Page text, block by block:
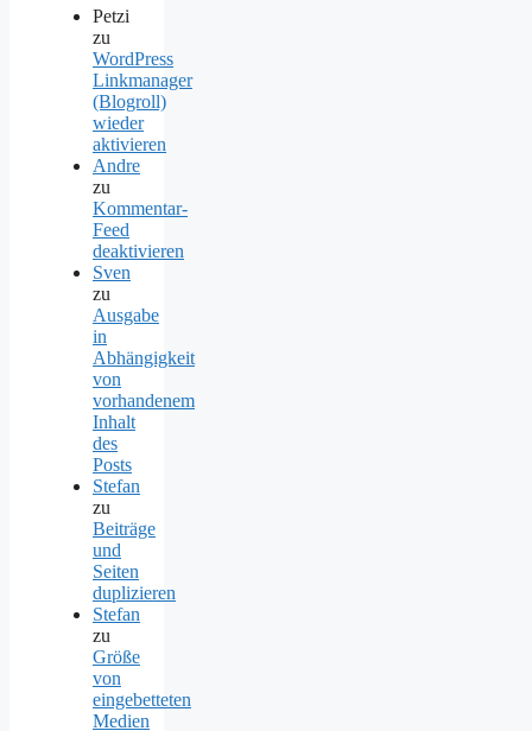
Petzi
zu
WordPress
Linkmanager
(Blogroll)
wieder
aktivieren
Andre
zu
Kommentar-
Feed
deaktivieren
Sven
zu
Ausgabe
in
Abhängigkeit
von
vorhandenem
Inhalt
des
Posts
Stefan
zu
Beiträge
und
Seiten
duplizieren
Stefan
zu
Größe
von
eingebetteten
Medien